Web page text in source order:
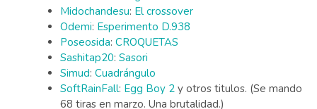
Midochandesu: El crossover
Odemi: Esperimento D.938
Poseosida: CROQUETAS
Sashitap20: Sasori
Simud: Cuadrángulo
SoftRainFall: Egg Boy 2 y otros titulos. (Se mando
68 tiras en marzo. Una brutalidad.)